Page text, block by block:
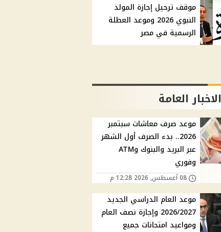
موقف ترحيل إجازة المولد
النبوي 2026 وموعد العطلة
الرسمية في مصر
الاخبار العامة
موعد صرف معاشات سبتمبر
2026.. بدء الصرف أول الشهر
عبر البريد والبنوك وATM
وفوري
08 أغسطس, 2026 12:28 م
موعد العام الدراسي الجديد
2026/2027 وإجازة نصف العام
ومواعيد امتحانات جميع